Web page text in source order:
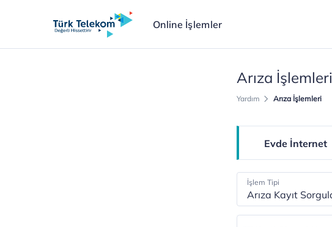
Online İşlemler
Arıza İşlemleri
Yardım Arıza İşlemleri
Evde İnternet
İşlem Tipi